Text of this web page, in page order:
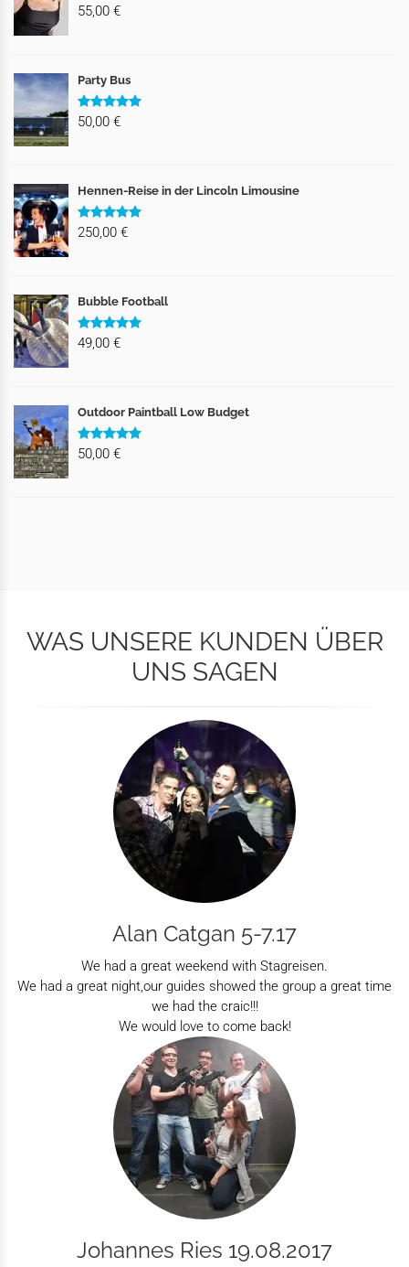
55,00 €
Party Bus
50,00 €
Hennen-Reise in der Lincoln Limousine
250,00 €
Bubble Football
49,00 €
Outdoor Paintball Low Budget
50,00 €
WAS UNSERE KUNDEN ÜBER
UNS SAGEN
Alan Catgan 5-7.17
We had a great weekend with Stagreisen.
We had a great night,our guides showed the group a great time
we had the craic!!!
We would love to come back!
Johannes Ries 19.08.2017